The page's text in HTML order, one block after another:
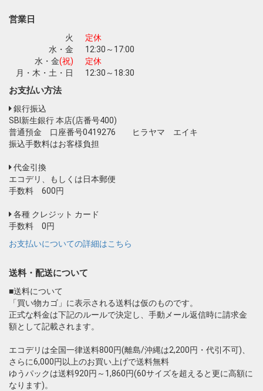
営業日
火
定休
水・金
12:30～17:00
水・金(祝)
定休
月・木・土・日
12:30～18:30
お支払い方法
銀行振込
SBI新生銀行 本店(店番号400)
普通預金 口座番号0419276 ヒラヤマ エイキ
振込手数料はお客様負担
代金引換
エコデリ、もしくは日本郵便
手数料 600円
各種 クレジット カード
手数料 0円
お支払いについての詳細はこちら
送料・配送について
■送料について
「買い物カゴ」に表示される送料は仮のものです。
正式な料金は下記のルールで決定し、手動メール返信時に請求金
額として記載されます。
エコデリは全国一律送料800円(離島/沖縄は2,200円・代引不可)、
さらに6,000円以上のお買い上げで送料無料
ゆうパックは送料920円～1,860円(60サイズを超えると更に高額に
なります)。